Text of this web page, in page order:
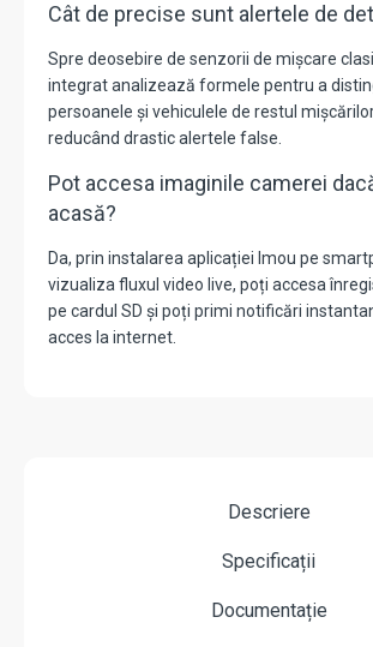
Cât de precise sunt alertele de
Spre deosebire de senzorii de mișcare
integrat analizează formele pentru a
persoanele și vehiculele de restul
reducând drastic alertele false.
Pot accesa imaginile camerei
acasă?
Da, prin instalarea aplicației Imou pe
vizualiza fluxul video live, poți accesa
pe cardul SD și poți primi notificări
acces la internet.
Descriere
Specificații
Documentație